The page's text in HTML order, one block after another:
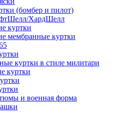
(бомбер и пилот)
ХардШелл
куртки
мембранные куртки
куртки в стиле милитари
куртки
и военная форма